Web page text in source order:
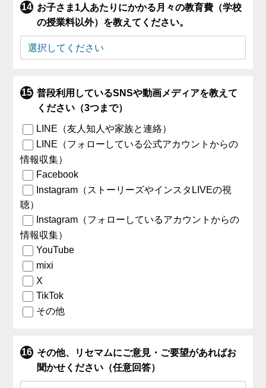
お子さま1人あたりにかかる月々の教育費（学校
の授業料以外）を教えてください。
普段利用しているSNSや動画メディアを教えて
ください（3つまで）
LINE（友人知人や家族と連絡）
LINE（フォローしている公式アカウントからの
情報収集）
Facebook
Instagram（ストーリーズやインスタLIVEの視
聴）
Instagram（フォローしているアカウントからの
情報収集）
YouTube
mixi
X
TikTok
その他
その他、リセマムにご意見・ご要望があればお
聞かせください（任意回答）